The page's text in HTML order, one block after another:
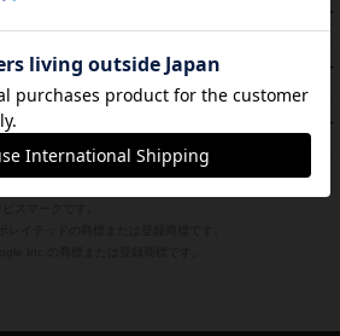
PT
PT
スト救出作戦
PT